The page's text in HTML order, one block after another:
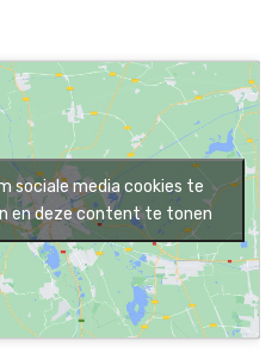
sociale media cookies te
en deze content te tonen